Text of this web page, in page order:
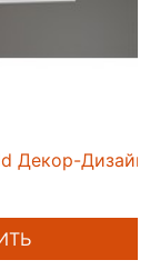
Декор-Дизайн